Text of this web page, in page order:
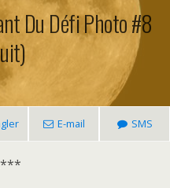
Du Défi Photo #8
E-mail SMS